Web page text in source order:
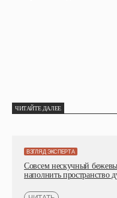
ЧИТАЙТЕ ДАЛЕЕ
Совсем нескучный
наполнить пространство
ВЗГЛЯД ЭКСПЕРТА